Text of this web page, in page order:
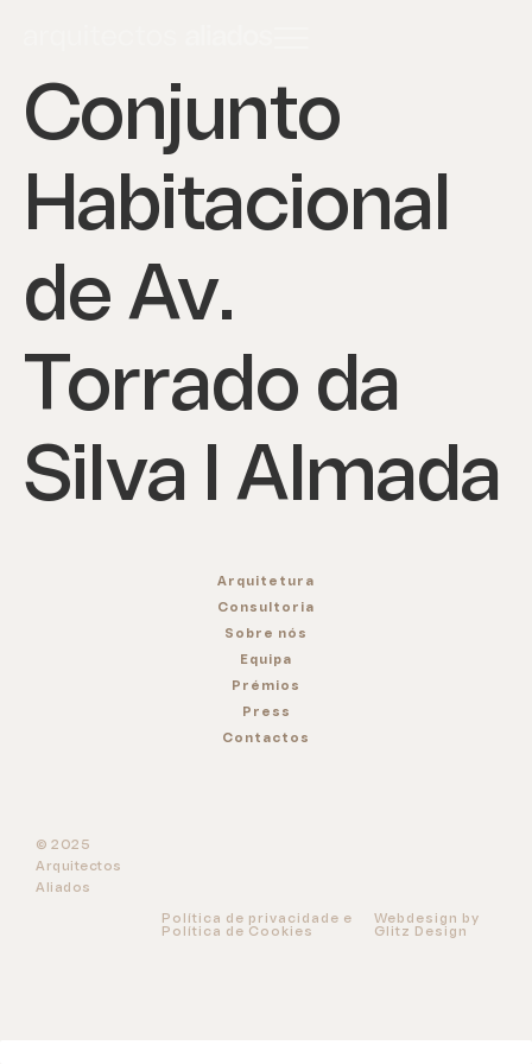
Conjunto
Habitacional
de Av.
Torrado da
Silva I Almada
Arquitetura
Consultoria
Sobre nós
Equipa
Prémios
Press
Contactos
© 2025
Arquitectos
Aliados
Política de privacidade e
Política de Cookies
Webdesign by
Glitz Design